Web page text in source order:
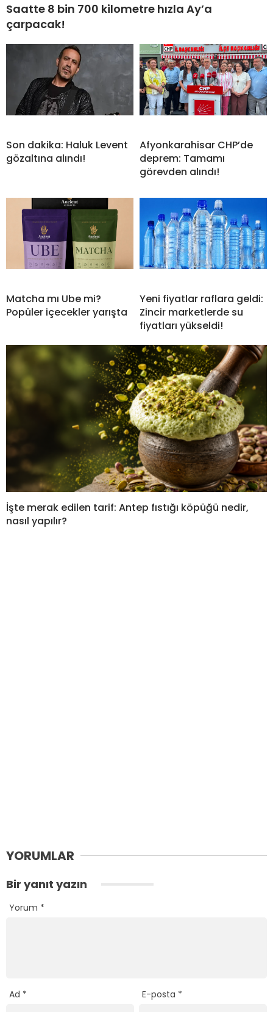
Saatte 8 bin 700 kilometre hızla Ay’a
çarpacak!
Son dakika: Haluk Levent
gözaltına alındı!
Afyonkarahisar CHP’de
deprem: Tamamı
görevden alındı!
Matcha mı Ube mi?
Popüler içecekler yarışta
Yeni fiyatlar raflara geldi:
Zincir marketlerde su
fiyatları yükseldi!
İşte merak edilen tarif: Antep fıstığı köpüğü nedir,
nasıl yapılır?
YORUMLAR
Bir yanıt yazın
Yorum *
Ad * E-posta *